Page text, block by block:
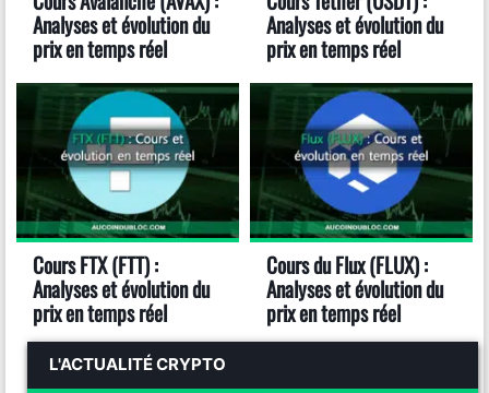
Analyses et évolution du
prix en temps réel
Analyses et évolution du
prix en temps réel
Cours FTX (FTT) :
Analyses et évolution du
prix en temps réel
Cours du Flux (FLUX) :
Analyses et évolution du
prix en temps réel
L'ACTUALITÉ CRYPTO